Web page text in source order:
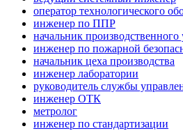
оператор технологического
инженер по ППР
начальник производственного
инженер по пожарной
начальник цеха производства
инженер лаборатории
руководитель службы
инженер ОТК
метролог
инженер по стандартизации